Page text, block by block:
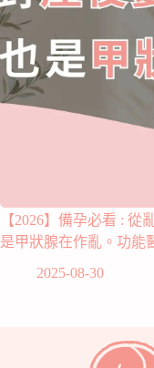
【2026】備孕必看 :
是甲狀腺在作亂。功能
2025-08-30